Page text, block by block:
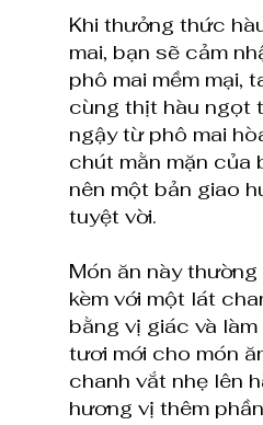
Khi thưởng thức
mai, bạn sẽ cảm
phô mai mềm mại,
cùng thịt hàu ngọt
ngậy từ phô mai
chút mằn mặn của
nên một bản giao
tuyệt vời.
Món ăn này
kèm với một lát
bằng vị giác và
tươi mới cho món
chanh vắt nhẹ lên
hương vị thêm